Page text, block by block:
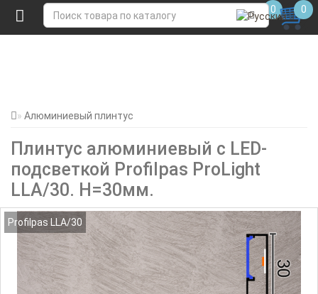
Профили для стен и пола
Коптильное вешало
0 0
Алюминиевый плинтус
Плинтус алюминиевый с LED-
подсветкой Profilpas ProLight
LLA/30. H=30мм.
Profilpas LLA/30